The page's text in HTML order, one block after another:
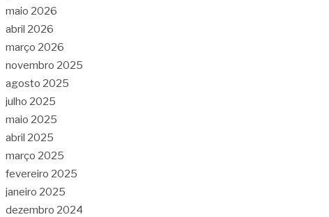
maio 2026
abril 2026
março 2026
novembro 2025
agosto 2025
julho 2025
maio 2025
abril 2025
março 2025
fevereiro 2025
janeiro 2025
dezembro 2024